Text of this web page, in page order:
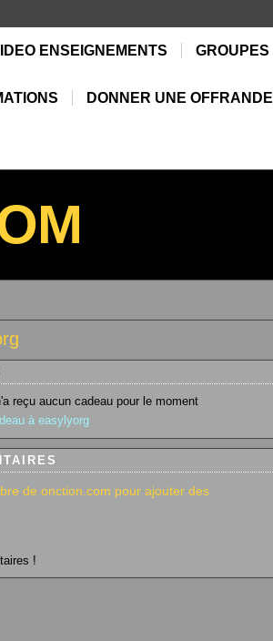
ENSEIGNEMENTS GROUPES
DONNER UNE OFFRANDE
reçu aucun cadeau pour le moment
à easylyorg
de onction.com pour ajouter des
!